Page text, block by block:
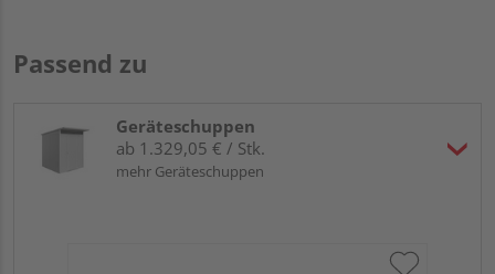
Passend zu
Geräteschuppen
ab 1.329,05 € / Stk.
mehr Geräteschuppen